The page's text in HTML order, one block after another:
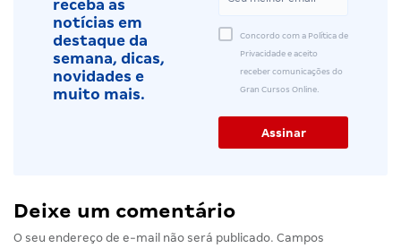
receba as
notícias em
destaque da
semana, dicas,
novidades e
muito mais.
Concordo com a Política de
Privacidade e aceito
receber comunicações do
Gran Cursos Online.
Deixe um comentário
O seu endereço de e-mail não será publicado. Campos